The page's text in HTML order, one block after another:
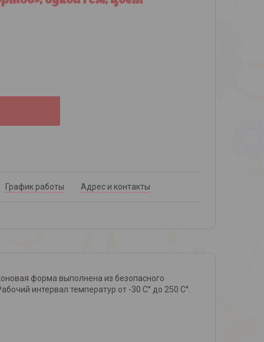
График работы Адрес и контакты
форма выполнена из безопасного
интервал температур от -30 С° до 250 С°.